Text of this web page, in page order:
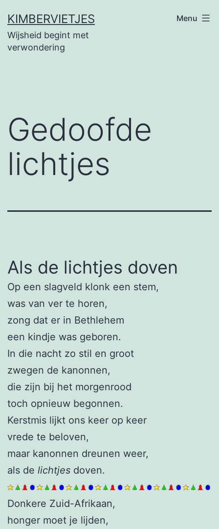
naar
de
KIMBERVIETJES
Wijsheid begint met
verwondering
Menu
Gedoofde
lichtjes
Als de lichtjes doven
Op een slagveld klonk een stem,
was van ver te horen,
zong dat er in Bethlehem
een kindje was geboren.
In die nacht zo stil en groot
zwegen de kanonnen,
die zijn bij het morgenrood
toch opnieuw begonnen.
Kerstmis lijkt ons keer op keer
vrede te beloven,
maar kanonnen dreunen weer,
als de lichtjes doven.
Donkere Zuid-Afrikaan,
honger moet je lijden,